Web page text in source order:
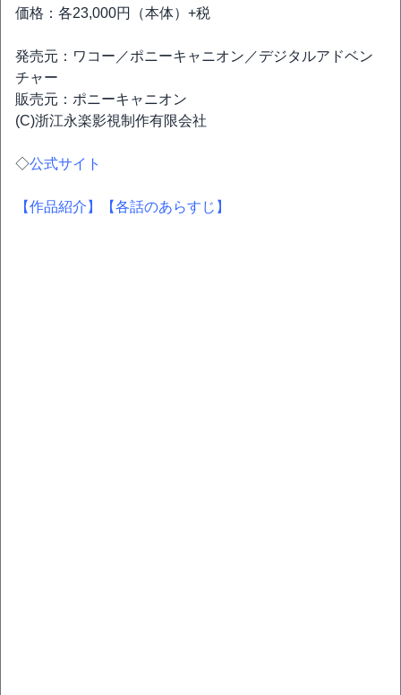
価格：各23,000円（本体）+税
発売元：ワコー／ポニーキャニオン／デジタルアドベン
チャー
販売元：ポニーキャニオン
(C)浙江永楽影視制作有限会社
◇公式サイト
【作品紹介】 【各話のあらすじ】